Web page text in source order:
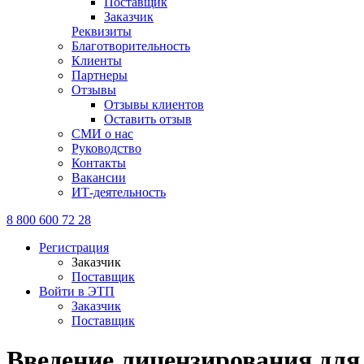
Заказчик
Реквизиты
Благотворительность
Клиенты
Партнеры
Отзывы
Отзывы клиентов
Оставить отзыв
СМИ о нас
Руководство
Контакты
Вакансии
ИТ-деятельность
8 800 600 72 28
Регистрация
Заказчик
Поставщик
Войти в ЭТП
Заказчик
Поставщик